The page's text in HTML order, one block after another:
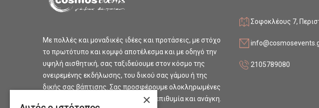
Με πολλές και μοναδικές ιδέες και προτάσεις, με στόχο
το πρωτότυπο και κομψό αποτέλεσμα και με οδηγό την
υψηλή αισθητική, σας ταξιδεύουμε στον κόσμο της
ονειρεμένης εκδήλωσης, του δικού σας γάμου ή της
δικής σας βάπτισης. Σας προσφέρουμε ολοκληρωμένες
προτάσεις και λύσεις για κάθε σας επιθυμία και ανάγκη.
Σοφοκλέους 7,
2105789080
×